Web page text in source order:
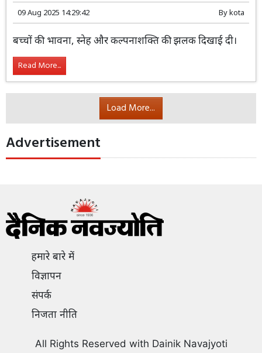
09 Aug 2025 14:29:42 Bykota
बच्चों की भावना, स्नेह और कल्पनाशक्ति की झलक दिखाई दी।
Read More...
Load More...
Advertisement
हमारे बारे में
विज्ञापन
संपर्क
निजता नीति
All Rights Reserved with Dainik Navajyoti